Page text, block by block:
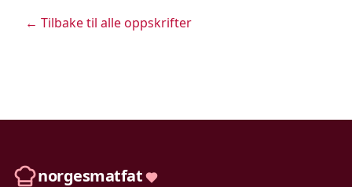
← Tilbake til alle oppskrifter
norgesmatfat